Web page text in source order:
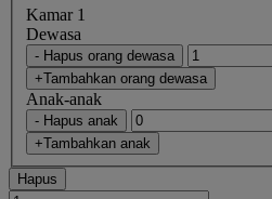
Kamar 1
Dewasa
- Hapus orang dewasa
+Tambahkan orang dewasa
Anak-anak
- Hapus anak
+Tambahkan anak
Hapus